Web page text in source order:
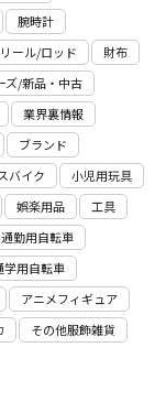
腕時計
ール/ロッド
財布
ズ/新品・中古
業界裏情報
ブランド
バイク
小児用玩具
娯楽用品
工具
通勤用自転車
学用自転車
アニメフィギュア
その他服飾雑貨